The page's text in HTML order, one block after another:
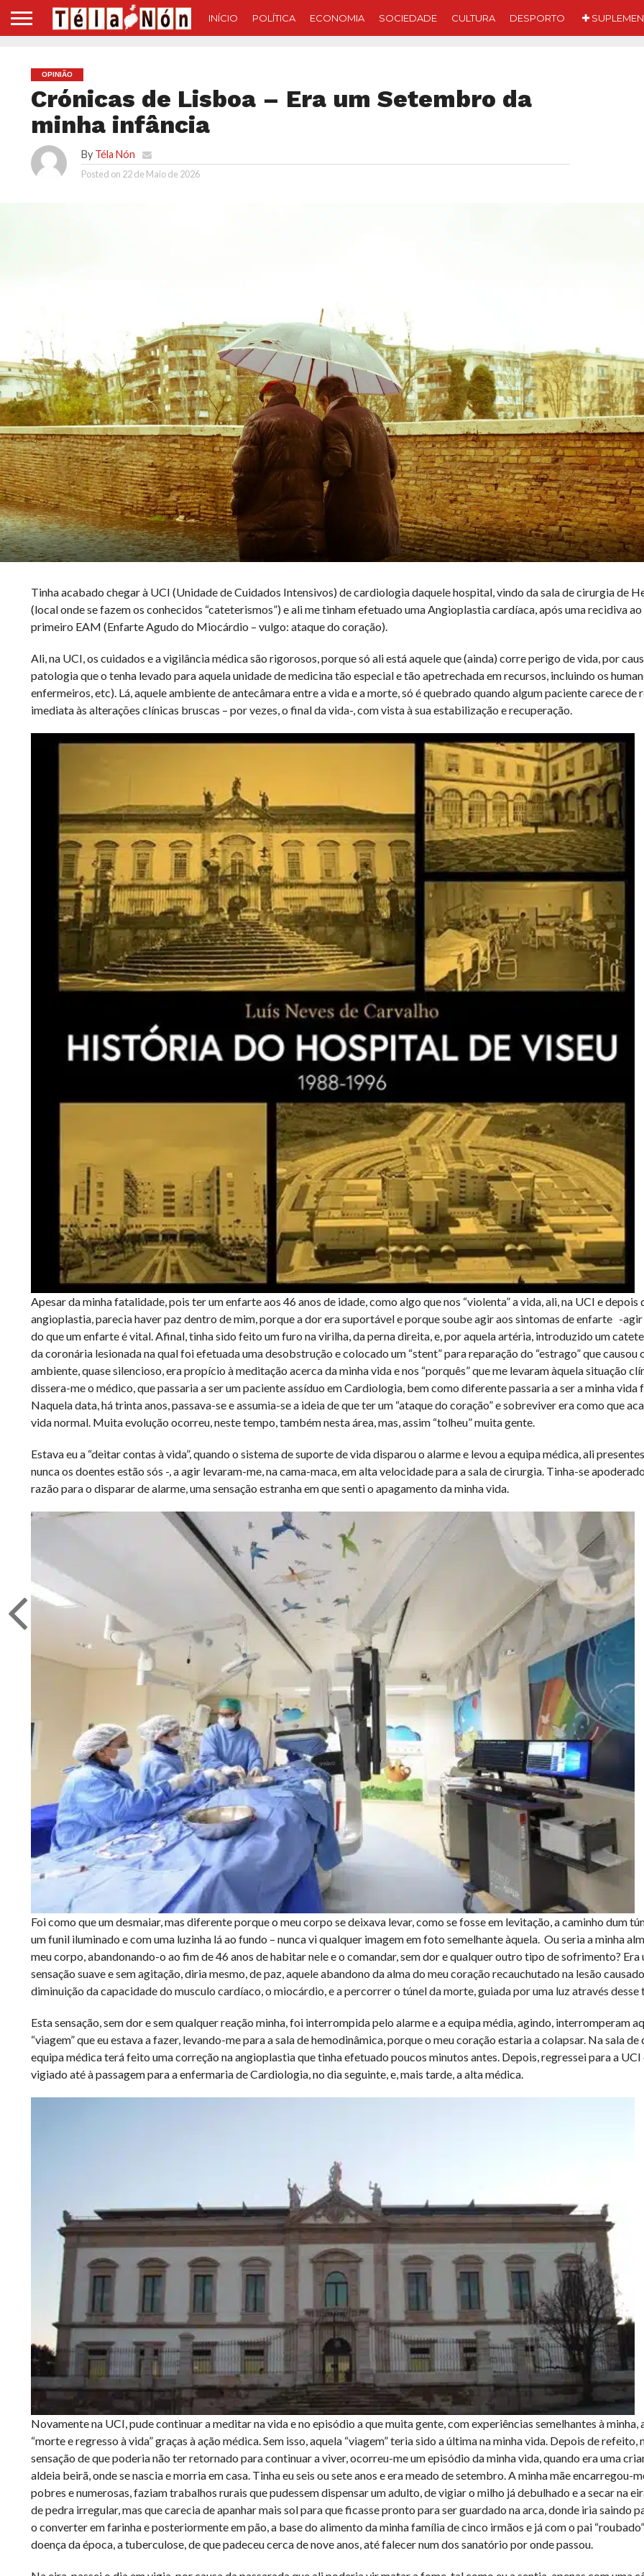
INÍCIO POLÍTICA ECONOMIA SOCIEDADE CULTURA DESPORTO
OPINIÃO
Crónicas de Lisboa – Era um Setembro da
minha infância
By Téla Nón
Posted on 22 de Maio de 2026
Tinha acabado chegar à UCI (Unidade de Cuidados Intensivos) de cardiologia daquele hospital, vindo da sala de cirurgia de
(local onde se fazem os conhecidos “cateterismos”) e ali me tinham efetuado uma Angioplastia cardíaca, após uma recidiva ao
primeiro EAM (Enfarte Agudo do Miocárdio – vulgo: ataque do coração).
Ali, na UCI, os cuidados e a vigilância médica são rigorosos, porque só ali está aquele que (ainda) corre perigo de vida, por
patologia que o tenha levado para aquela unidade de medicina tão especial e tão apetrechada em recursos, incluindo os
enfermeiros, etc). Lá, aquele ambiente de antecâmara entre a vida e a morte, só é quebrado quando algum paciente carece de
imediata às alterações clínicas bruscas – por vezes, o final da vida-, com vista à sua estabilização e recuperação.
Apesar da minha fatalidade, pois ter um enfarte aos 46 anos de idade, como algo que nos “violenta” a vida, ali, na UCI e depois
angioplastia, parecia haver paz dentro de mim, porque a dor era suportável e porque soube agir aos sintomas de enfarte -
do que um enfarte é vital. Afinal, tinha sido feito um furo na virilha, da perna direita, e, por aquela artéria, introduzido um
da coronária lesionada na qual foi efetuada uma desobstrução e colocado um “stent” para reparação do “estrago” que causou
ambiente, quase silencioso, era propício à meditação acerca da minha vida e nos “porquês” que me levaram àquela situação
dissera-me o médico, que passaria a ser um paciente assíduo em Cardiologia, bem como diferente passaria a ser a minha vida
Naquela data, há trinta anos, passava-se e assumia-se a ideia de que ter um “ataque do coração” e sobreviver era como que
vida normal. Muita evolução ocorreu, neste tempo, também nesta área, mas, assim “tolheu” muita gente.
Estava eu a “deitar contas à vida”, quando o sistema de suporte de vida disparou o alarme e levou a equipa médica, ali
nunca os doentes estão sós -, a agir levaram-me, na cama-maca, em alta velocidade para a sala de cirurgia. Tinha-se
razão para o disparar de alarme, uma sensação estranha em que senti o apagamento da minha vida.
Foi como que um desmaiar, mas diferente porque o meu corpo se deixava levar, como se fosse em levitação, a caminho dum
um funil iluminado e com uma luzinha lá ao fundo – nunca vi qualquer imagem em foto semelhante àquela. Ou seria a minha
meu corpo, abandonando-o ao fim de 46 anos de habitar nele e o comandar, sem dor e qualquer outro tipo de sofrimento? Era
sensação suave e sem agitação, diria mesmo, de paz, aquele abandono da alma do meu coração recauchutado na lesão
diminuição da capacidade do musculo cardíaco, o miocárdio, e a percorrer o túnel da morte, guiada por uma luz através desse
Esta sensação, sem dor e sem qualquer reação minha, foi interrompida pelo alarme e a equipa média, agindo, interromperam
“viagem” que eu estava a fazer, levando-me para a sala de hemodinâmica, porque o meu coração estaria a colapsar. Na sala de
equipa médica terá feito uma correção na angioplastia que tinha efetuado poucos minutos antes. Depois, regressei para a
vigiado até à passagem para a enfermaria de Cardiologia, no dia seguinte, e, mais tarde, a alta médica.
Novamente na UCI, pude continuar a meditar na vida e no episódio a que muita gente, com experiências semelhantes à minha,
“morte e regresso à vida” graças à ação médica. Sem isso, aquela “viagem” teria sido a última na minha vida. Depois de refeito,
sensação de que poderia não ter retornado para continuar a viver, ocorreu-me um episódio da minha vida, quando era uma
aldeia beirã, onde se nascia e morria em casa. Tinha eu seis ou sete anos e era meado de setembro. A minha mãe encarregou-
pobres e numerosas, faziam trabalhos rurais que pudessem dispensar um adulto, de vigiar o milho já debulhado e a secar na
de pedra irregular, mas que carecia de apanhar mais sol para que ficasse pronto para ser guardado na arca, donde iria saindo
o converter em farinha e posteriormente em pão, a base do alimento da minha família de cinco irmãos e já com o pai
doença da época, a tuberculose, de que padeceu cerca de nove anos, até falecer num dos sanatório por onde passou.